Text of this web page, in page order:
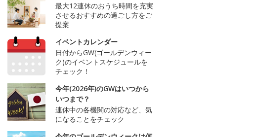
最大12連休のおうち時間を充実
させるおすすめの過ごし方をご
提案
イベントカレンダー
日付からGW(ゴールデンウィー
ク)のイベントスケジュールを
チェック！
今年(2026年)のGWはいつから
いつまで？
連休中の各機関の対応など、気
になることをチェック